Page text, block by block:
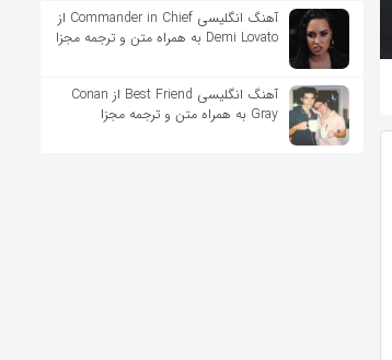
آهنگ انگلیسی Commander in Chief از
Demi Lovato به همراه متن و ترجمه مجزا
آهنگ انگلیسی Best Friend از Conan
Gray به همراه متن و ترجمه مجزا